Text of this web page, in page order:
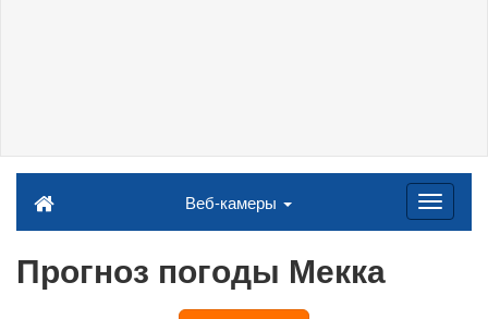
Веб-камеры
Прогноз погоды Мекка